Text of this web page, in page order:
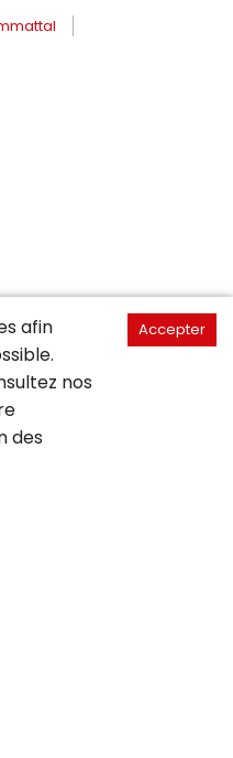
afin
nos
des
Accepter